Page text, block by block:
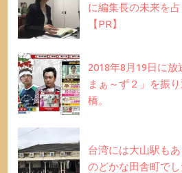
に編集長の未来を
【PR】
2018年8月19日に
まぁ～ず２」を振
橋。
台湾には大山駅もあ
のどかな田舎町でし